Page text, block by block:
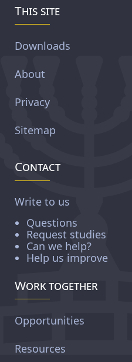
This site
Downloads
About
Privacy
Sitemap
Contact
Write to us
Questions
Request studies
Can we help?
Help us improve
Work together
Opportunities
Resources